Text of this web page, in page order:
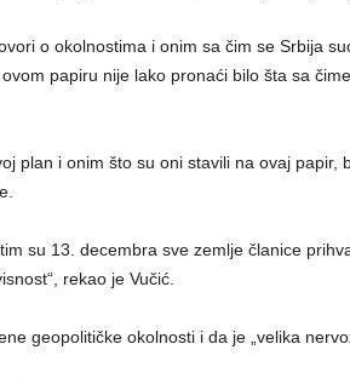
o okolnostima i onim sa čim se Srbija
papiru nije lako pronaći bilo šta sa
plan i onim što su oni stavili na ovaj papir,
su 13. decembra sve zemlje članice
rekao je Vučić.
geopolitičke okolnosti i da je „velika